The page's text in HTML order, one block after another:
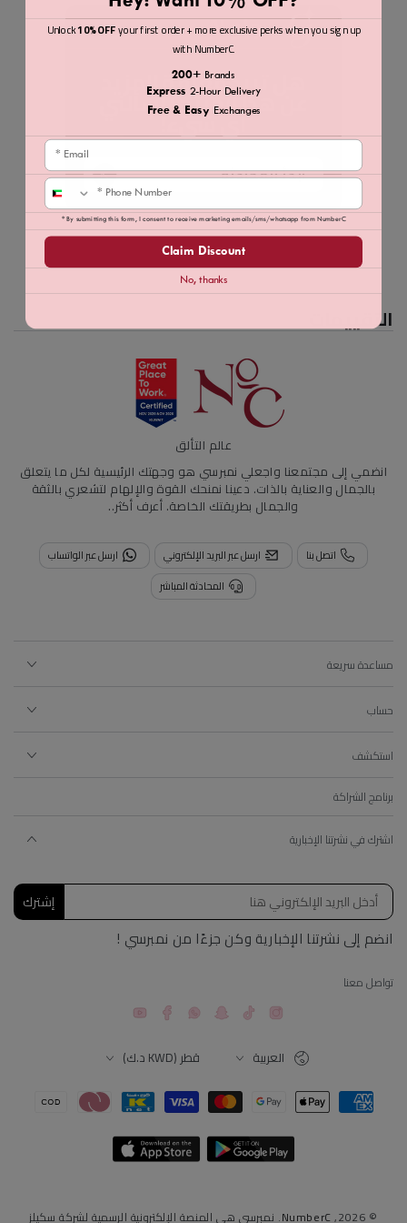
جلو.AI
هل تريد معرفة المزيد
عن هذا المنتج؟ اسألني
أي شيء!
ابدأ المحادثة
التقييمات
عالم التألق
انضمي إلى مجتمعنا واجعلي نمبرسي هو وجهتك الرئيسية لكل ما يتعلق
بالجمال والعناية بالذات. دعينا نمنحك القوة والإلهام لتشعري بالثقة
والجمال بطريقتك الخاصة. أعرف أكثر..
اتصل بنا ارسل عبر البريد الإلكتروني
ارسل عبر الواتساب
المحادثة المباشر
مساعدة سريعة
حساب
استكشف
برنامج الشراكة
اشترك في نشرتنا الإخبارية
إشترك
انضم إلى نشرتنا الإخبارية وكن جزءًا من نمبرسي !
تواصل معنا
Instagram
TikTok
Snapchat
Facebook
YouTube
© 2026,
NumberC. نمبرسي هي المنصة الإلكترونية الرسمية لشركة سكيلز
اللغة العربية قطر (KWD د.ك)
طرق
Unlock10% OFFyour first order + more exclusive perks when you sign up
with NumberC.
200+ Brands
Express 2-Hour Delivery
Free & Easy Exchanges
Email
Phone
* By submitting this form, I consent to receive marketing emails/sms/whatsapp from NumberC
Claim Discount
No, thanks